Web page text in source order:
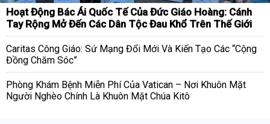
Hoạt Động Bác Ái Quốc Tế Của Đức Giáo Hoàng: Cánh
Tay Rộng Mở Đến Các Dân Tộc Đau Khổ Trên Thế Giới
Caritas Công Giáo: Sứ Mạng Đổi Mới Và Kiến Tạo Các “Cộng
Đồng Chăm Sóc”
Phòng Khám Bệnh Miễn Phí Của Vatican – Nơi Khuôn Mặt
Người Nghèo Chính Là Khuôn Mặt Chúa Kitô